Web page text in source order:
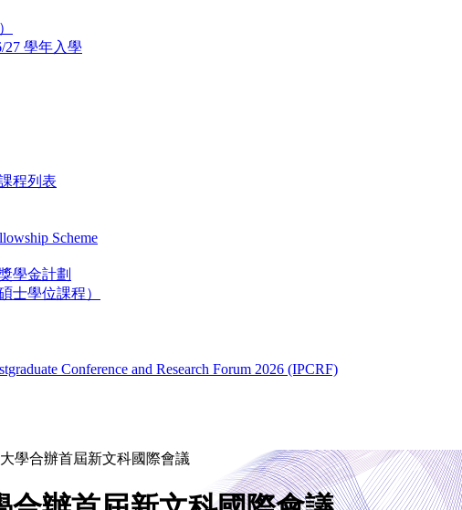
27 學年入學
程列表
Scheme
學金計劃
士學位課程）
Conference and Research Forum 2026 (IPCRF)
學合辦首屆新文科國際會議